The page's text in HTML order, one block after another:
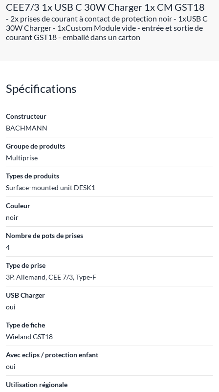
CEE7/3 1x USB C 30W Charger 1x CM GST18
- 2x prises de courant à contact de protection noir - 1xUSB C
30W Charger - 1xCustom Module vide - entrée et sortie de
courant GST18 - emballé dans un carton
Spécifications
Constructeur
BACHMANN
Groupe de produits
Multiprise
Types de produits
Surface-mounted unit DESK1
Couleur
noir
Nombre de pots de prises
4
Type de prise
3P. Allemand, CEE 7/3, Type-F
USB Charger
oui
Type de fiche
Wieland GST18
Avec eclips / protection enfant
oui
Utilisation régionale